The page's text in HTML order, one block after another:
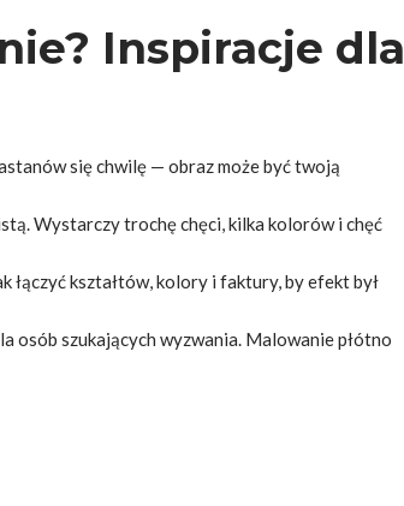
Inspiracje dla
się chwilę — obraz może być twoją
Wystarczy trochę chęci, kilka kolorów i chęć
łączyć kształtów, kolory i faktury, by efekt był
osób szukających wyzwania. Malowanie płótno